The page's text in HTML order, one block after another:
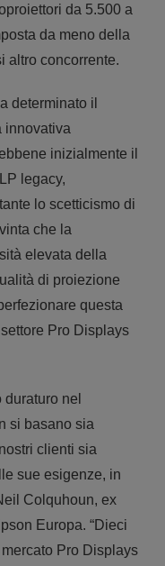
da 5.500 a
da meno della
altro concorrente.
determinato il
innovativa
inizialmente il
legacy,
lo scetticismo di
che la
elevata della
di proiezione
questa
Pro Displays
nel
si basano sia
clienti sia
sue esigenze, in
Colquhoun, ex
Europa. “Dieci
Pro Displays